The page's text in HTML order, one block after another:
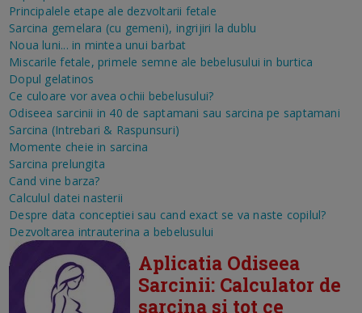
Principalele etape ale dezvoltarii fetale
Sarcina gemelara (cu gemeni), ingrijiri la dublu
Noua luni... in mintea unui barbat
Miscarile fetale, primele semne ale bebelusului in burtica
Dopul gelatinos
Ce culoare vor avea ochii bebelusului?
Odiseea sarcinii in 40 de saptamani sau sarcina pe saptamani
Sarcina (Intrebari & Raspunsuri)
Momente cheie in sarcina
Sarcina prelungita
Cand vine barza?
Calculul datei nasterii
Despre data conceptiei sau cand exact se va naste copilul?
Dezvoltarea intrauterina a bebelusului
Aplicatia Odiseea
Sarcinii: Calculator de
sarcina si tot ce